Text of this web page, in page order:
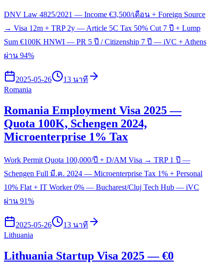
DNV Law 4825/2021 — Income €3,500/เดือน + Foreign Source
→ Visa 12m + TRP 2y — Article 5C Tax 50% Cut 7 ปี + Lump
Sum €100K HNWI — PR 5 ปี / Citizenship 7 ปี — iVC + Athens
ผ่าน 94%
2025-05-26
13 นาที
Romania
Romania Employment Visa 2025 —
Quota 100K, Schengen 2024,
Microenterprise 1% Tax
Work Permit Quota 100,000/ปี + D/AM Visa → TRP 1 ปี —
Schengen Full มี.ค. 2024 — Microenterprise Tax 1% + Personal
10% Flat + IT Worker 0% — Bucharest/Cluj Tech Hub — iVC
ผ่าน 91%
2025-05-26
13 นาที
Lithuania
Lithuania Startup Visa 2025 — €0